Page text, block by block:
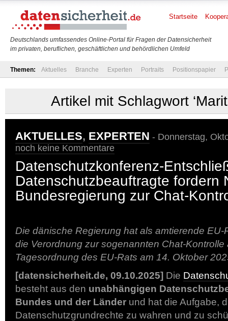
Deutschlands umfassendes Online-Portal für Fragen der Datensicherheit
im privaten, beruflichen, geschäftlichen und behördlichen Umfeld
Startseite
Themen: Aktuelles Branche Experten Portraits Positionspapier
Artikel mit Schlagwort
AKTUELLES, EXPERTEN - Donnerstag,
noch keine Kommentare
Datenschutzkonferenz-
Datenschutzbeauftragte fordern
Bundesregierung zur Chat-
Die dänische Regierung hat als amtierende
die Verordnung zur sogenannten Chat-Kontrolle
Tagesordnung des EU-Rats am 14. Oktober
[datensicherheit.de, 09.10.2025] Die
besteht aus den unabhängigen
Bundes und der Länder und hat die Aufgabe,
Datenschutzgrundrechte zu wahren und zu